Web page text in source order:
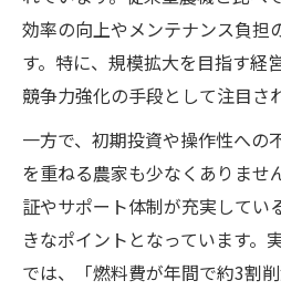
効率の向上やメンテナンス負担
す。特に、規模拡大を目指す経
競争力強化の手段として注目さ
一方で、初期投資や操作性への
を重ねる農家も少なくありませ
証やサポート体制が充実してい
きなポイントとなっています。
では、「燃料費が年間で約3割